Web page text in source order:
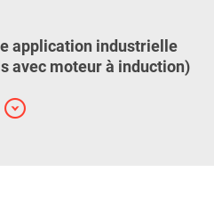
application industrielle
avec moteur à induction)